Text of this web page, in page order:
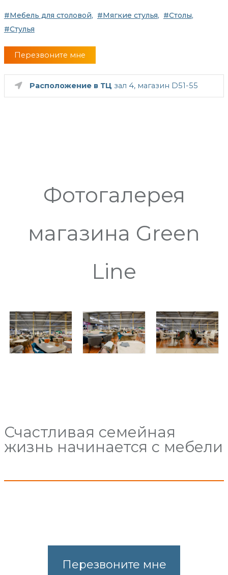
Мебель для столовой Мягкие стулья
Столы
Стулья
Перезвоните мне
Расположение в ТЦ зал 4, магазин D51-55
Фотогалерея
магазина Green
Line
Счастливая семейная
жизнь начинается с мебели
Перезвоните мне